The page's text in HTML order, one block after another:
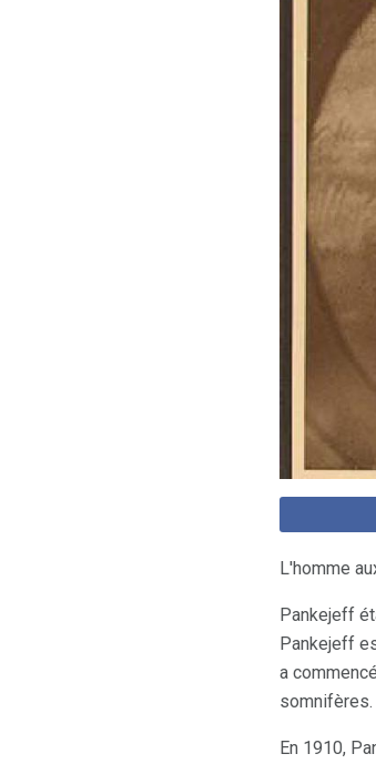
L'homme
Pankejeff
Pankejeff
a
somnifères.
En 1910,